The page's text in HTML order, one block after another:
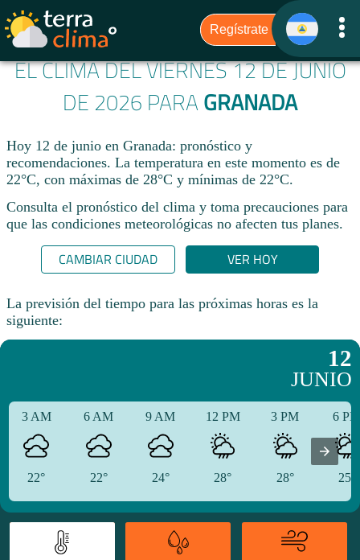
EL CLIMA DEL VIERNES 12 DE JUNIO
DE 2026 PARA GRANADA
Hoy 12 de junio en Granada: pronóstico y
recomendaciones. La temperatura en este momento es de
22°C, con máximas de 28°C y mínimas de 22°C.
Consulta el pronóstico del clima y toma precauciones para
que las condiciones meteorológicas no afecten tus planes.​
CAMBIAR CIUDAD VER HOY
La previsión del tiempo para las próximas horas es la
siguiente:
12
JUNIO
3 AM
22°
6 AM
22°
9 AM
24°
12 PM
28°
3 PM
28°
6
25°